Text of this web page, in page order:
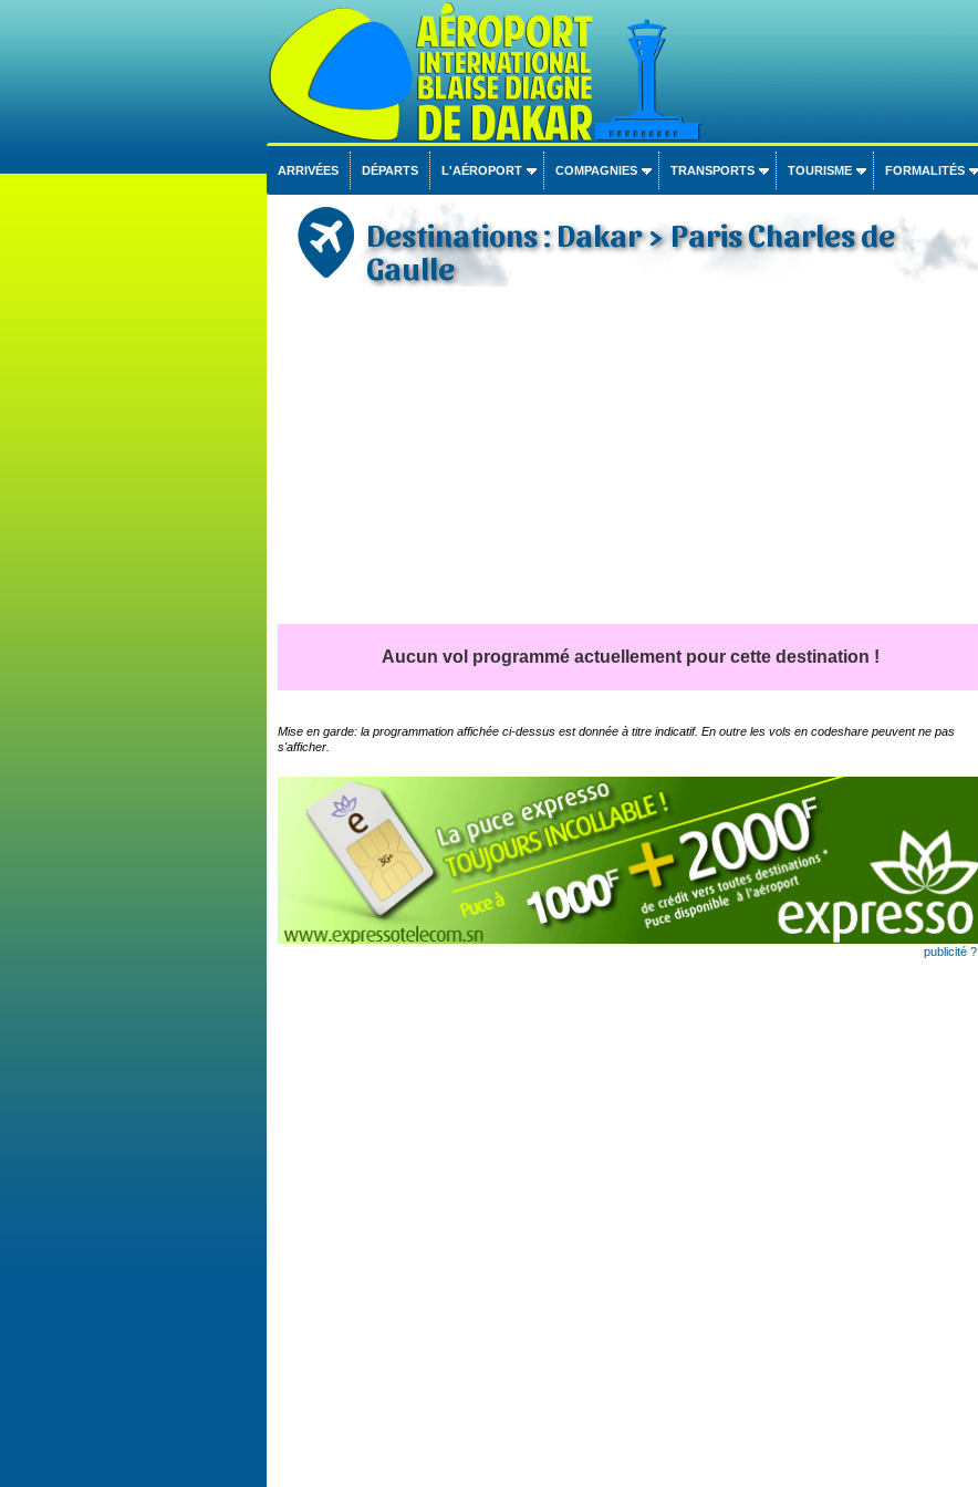
ARRIVÉES DÉPARTS L'AÉROPORT COMPAGNIES TRANSPORTS TOURISME FORMALITÉS
Destinations : Dakar > Paris Charles de
Gaulle
Aucun vol programmé actuellement pour cette destination !
Mise en garde: la programmation affichée ci-dessus est donnée à titre indicatif. En outre les vols en codeshare peuvent ne pas
s'afficher.
publicité ?